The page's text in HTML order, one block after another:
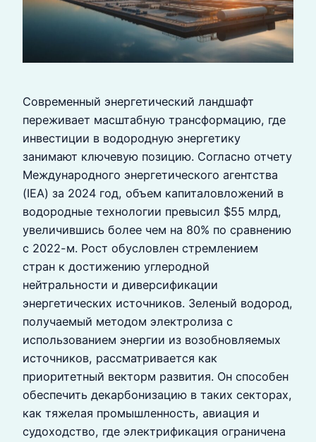
Современный энергетический ландшафт
переживает масштабную трансформацию, где
инвестиции в водородную энергетику
занимают ключевую позицию. Согласно отчету
Международного энергетического агентства
(IEA) за 2024 год, объем капиталовложений в
водородные технологии превысил $55 млрд,
увеличившись более чем на 80% по сравнению
с 2022-м. Рост обусловлен стремлением
стран к достижению углеродной
нейтральности и диверсификации
энергетических источников. Зеленый водород,
получаемый методом электролиза с
использованием энергии из возобновляемых
источников, рассматривается как
приоритетный векторм развития. Он способен
обеспечить декарбонизацию в таких секторах,
как тяжелая промышленность, авиация и
судоходство, где электрификация ограничена